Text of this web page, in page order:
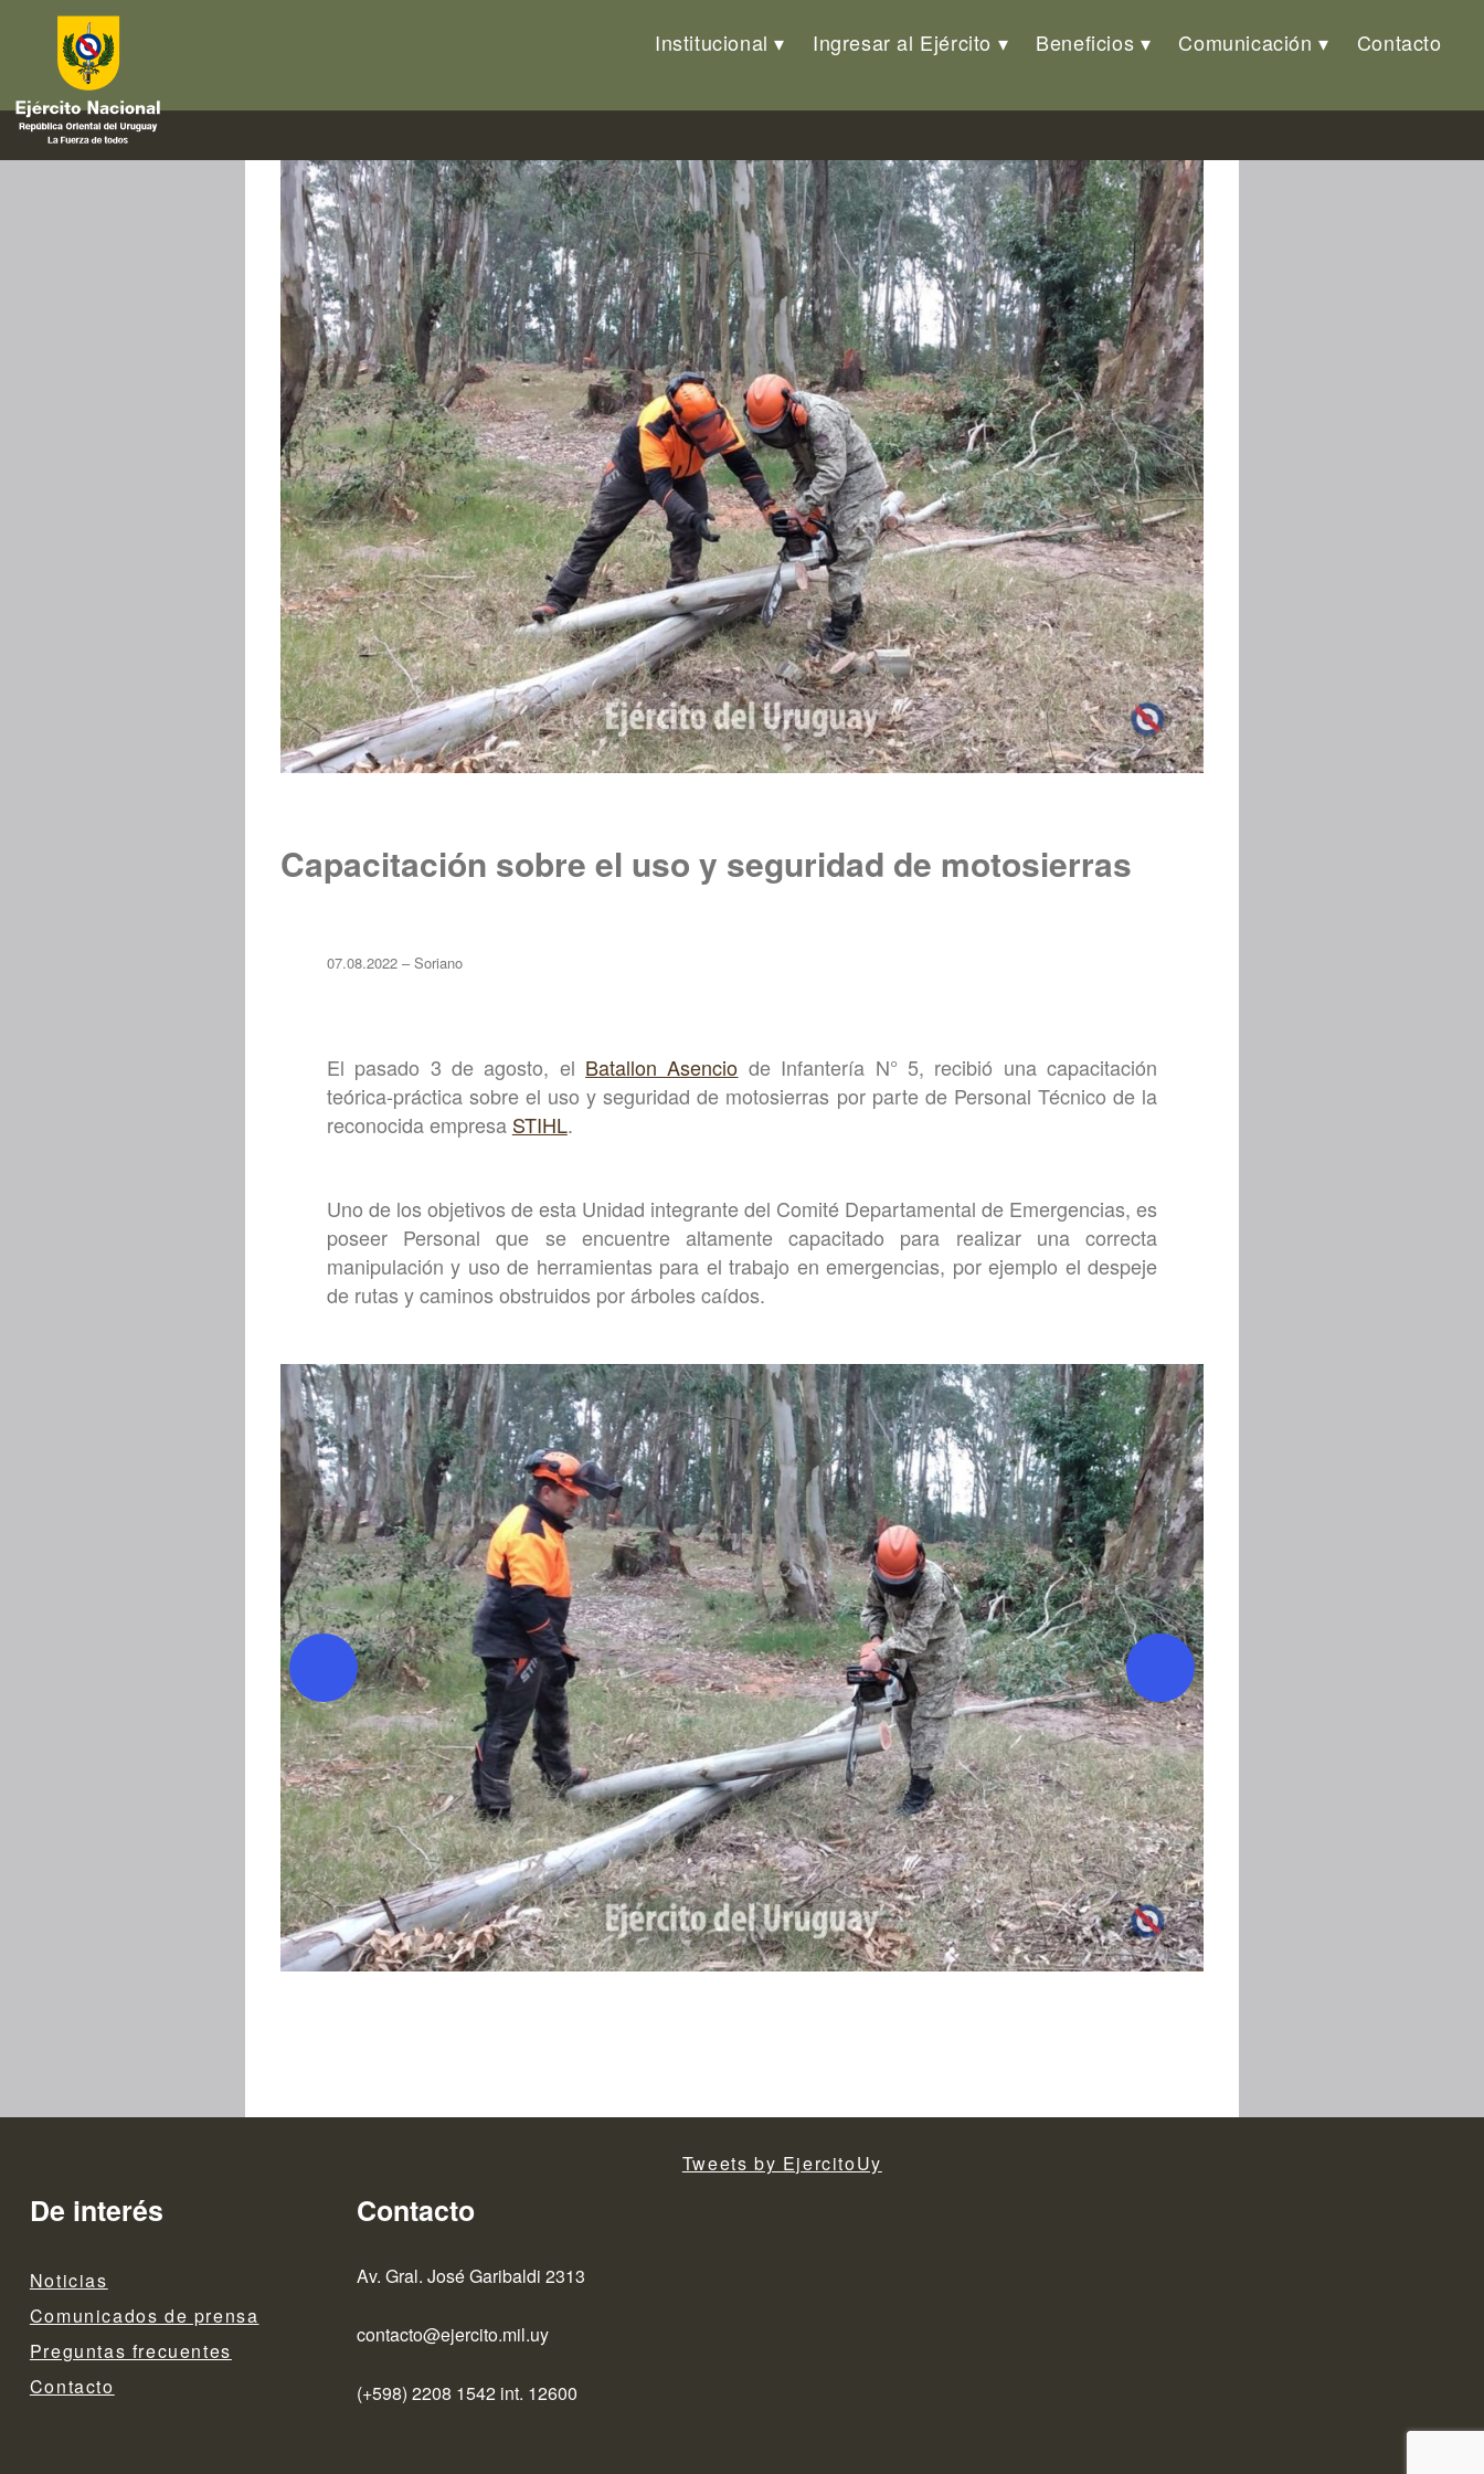
Institucional Ingresar al Ejército Beneficios Comunicación Contacto
Capacitación sobre el uso y seguridad de motosierras
07.08.2022 – Soriano
El pasado 3 de agosto, el Batallon Asencio de Infantería N° 5, recibió una capacitación
teórica-práctica sobre el uso y seguridad de motosierras por parte de Personal Técnico de la
reconocida empresa STIHL.
Uno de los objetivos de esta Unidad integrante del Comité Departamental de Emergencias, es
poseer Personal que se encuentre altamente capacitado para realizar una correcta
manipulación y uso de herramientas para el trabajo en emergencias, por ejemplo el despeje
de rutas y caminos obstruidos por árboles caídos.
De interés
Noticias
Comunicados de prensa
Preguntas frecuentes
Contacto
Contacto
Av. Gral. José Garibaldi 2313
contacto@ejercito.mil.uy
(+598) 2208 1542 int. 12600
Tweets by EjercitoUy